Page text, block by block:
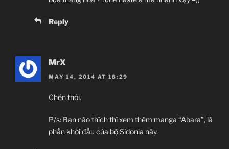
Reply
MrX
MAY 14, 2014 AT 18:29
Chén thôi.
P/s: Bạn nào thích thì xem thêm manga “Abara”, là
phần khởi đầu của bộ Sidonia này.